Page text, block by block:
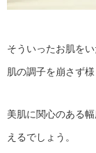
そういったお肌を
肌の調子を崩さず
美肌に関心のある
えるでしょう。